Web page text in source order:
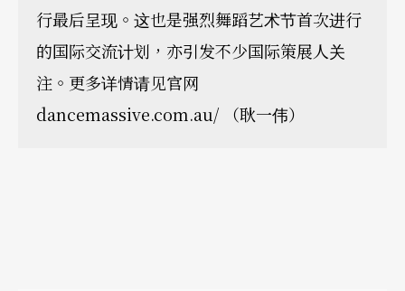
行最后呈现。这也是强烈舞蹈艺术节首次进行
的国际交流计划，亦引发不少国际策展人关
注。更多详情请见官网
dancemassive.com.au/ （耿一伟）